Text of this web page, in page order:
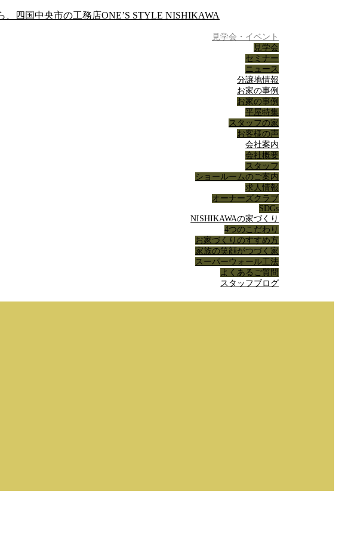
見学会・イベント
見学会
セミナー
ニュース
分譲地情報
お家の事例
お家の事例
平屋特集
スタッフの家
お客様の声
会社案内
会社概要
スタッフ
ショールームのご案内
求人情報
オーナーズクラブ
SDGs
NISHIKAWAの家づくり
4つのこだわり
お家づくりのすすめ方
家族の笑顔がつづく家
スーパーウォール工法
よくあるご質問
スタッフブログ